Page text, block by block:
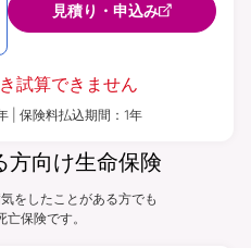
見積り・申込み
試算できません
| 保険料払込期間：1年
方向け生命保険
をしたことがある方でも
亡保険です。